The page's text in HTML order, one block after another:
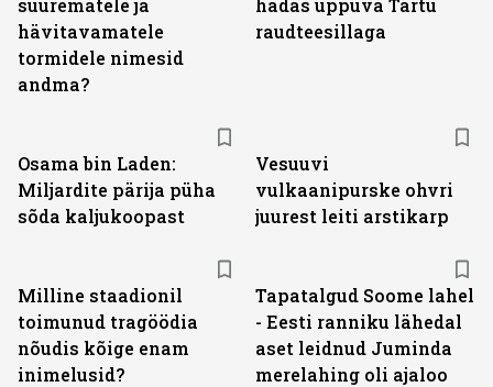
suurematele ja
hävitavamatele
tormidele nimesid
andma?
hädas uppuva Tartu
raudteesillaga
Osama bin Laden:
Miljardite pärija püha
sõda kaljukoopast
Vesuuvi
vulkaanipurske ohvri
juurest leiti arstikarp
Milline staadionil
toimunud tragöödia
nõudis kõige enam
inimelusid?
Tapatalgud Soome lahel
- Eesti ranniku lähedal
aset leidnud Juminda
merelahing oli ajaloo